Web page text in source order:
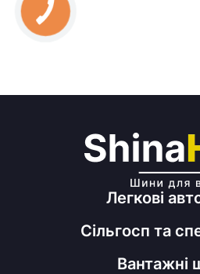
Легкові
Сільгосп та
Вантажні